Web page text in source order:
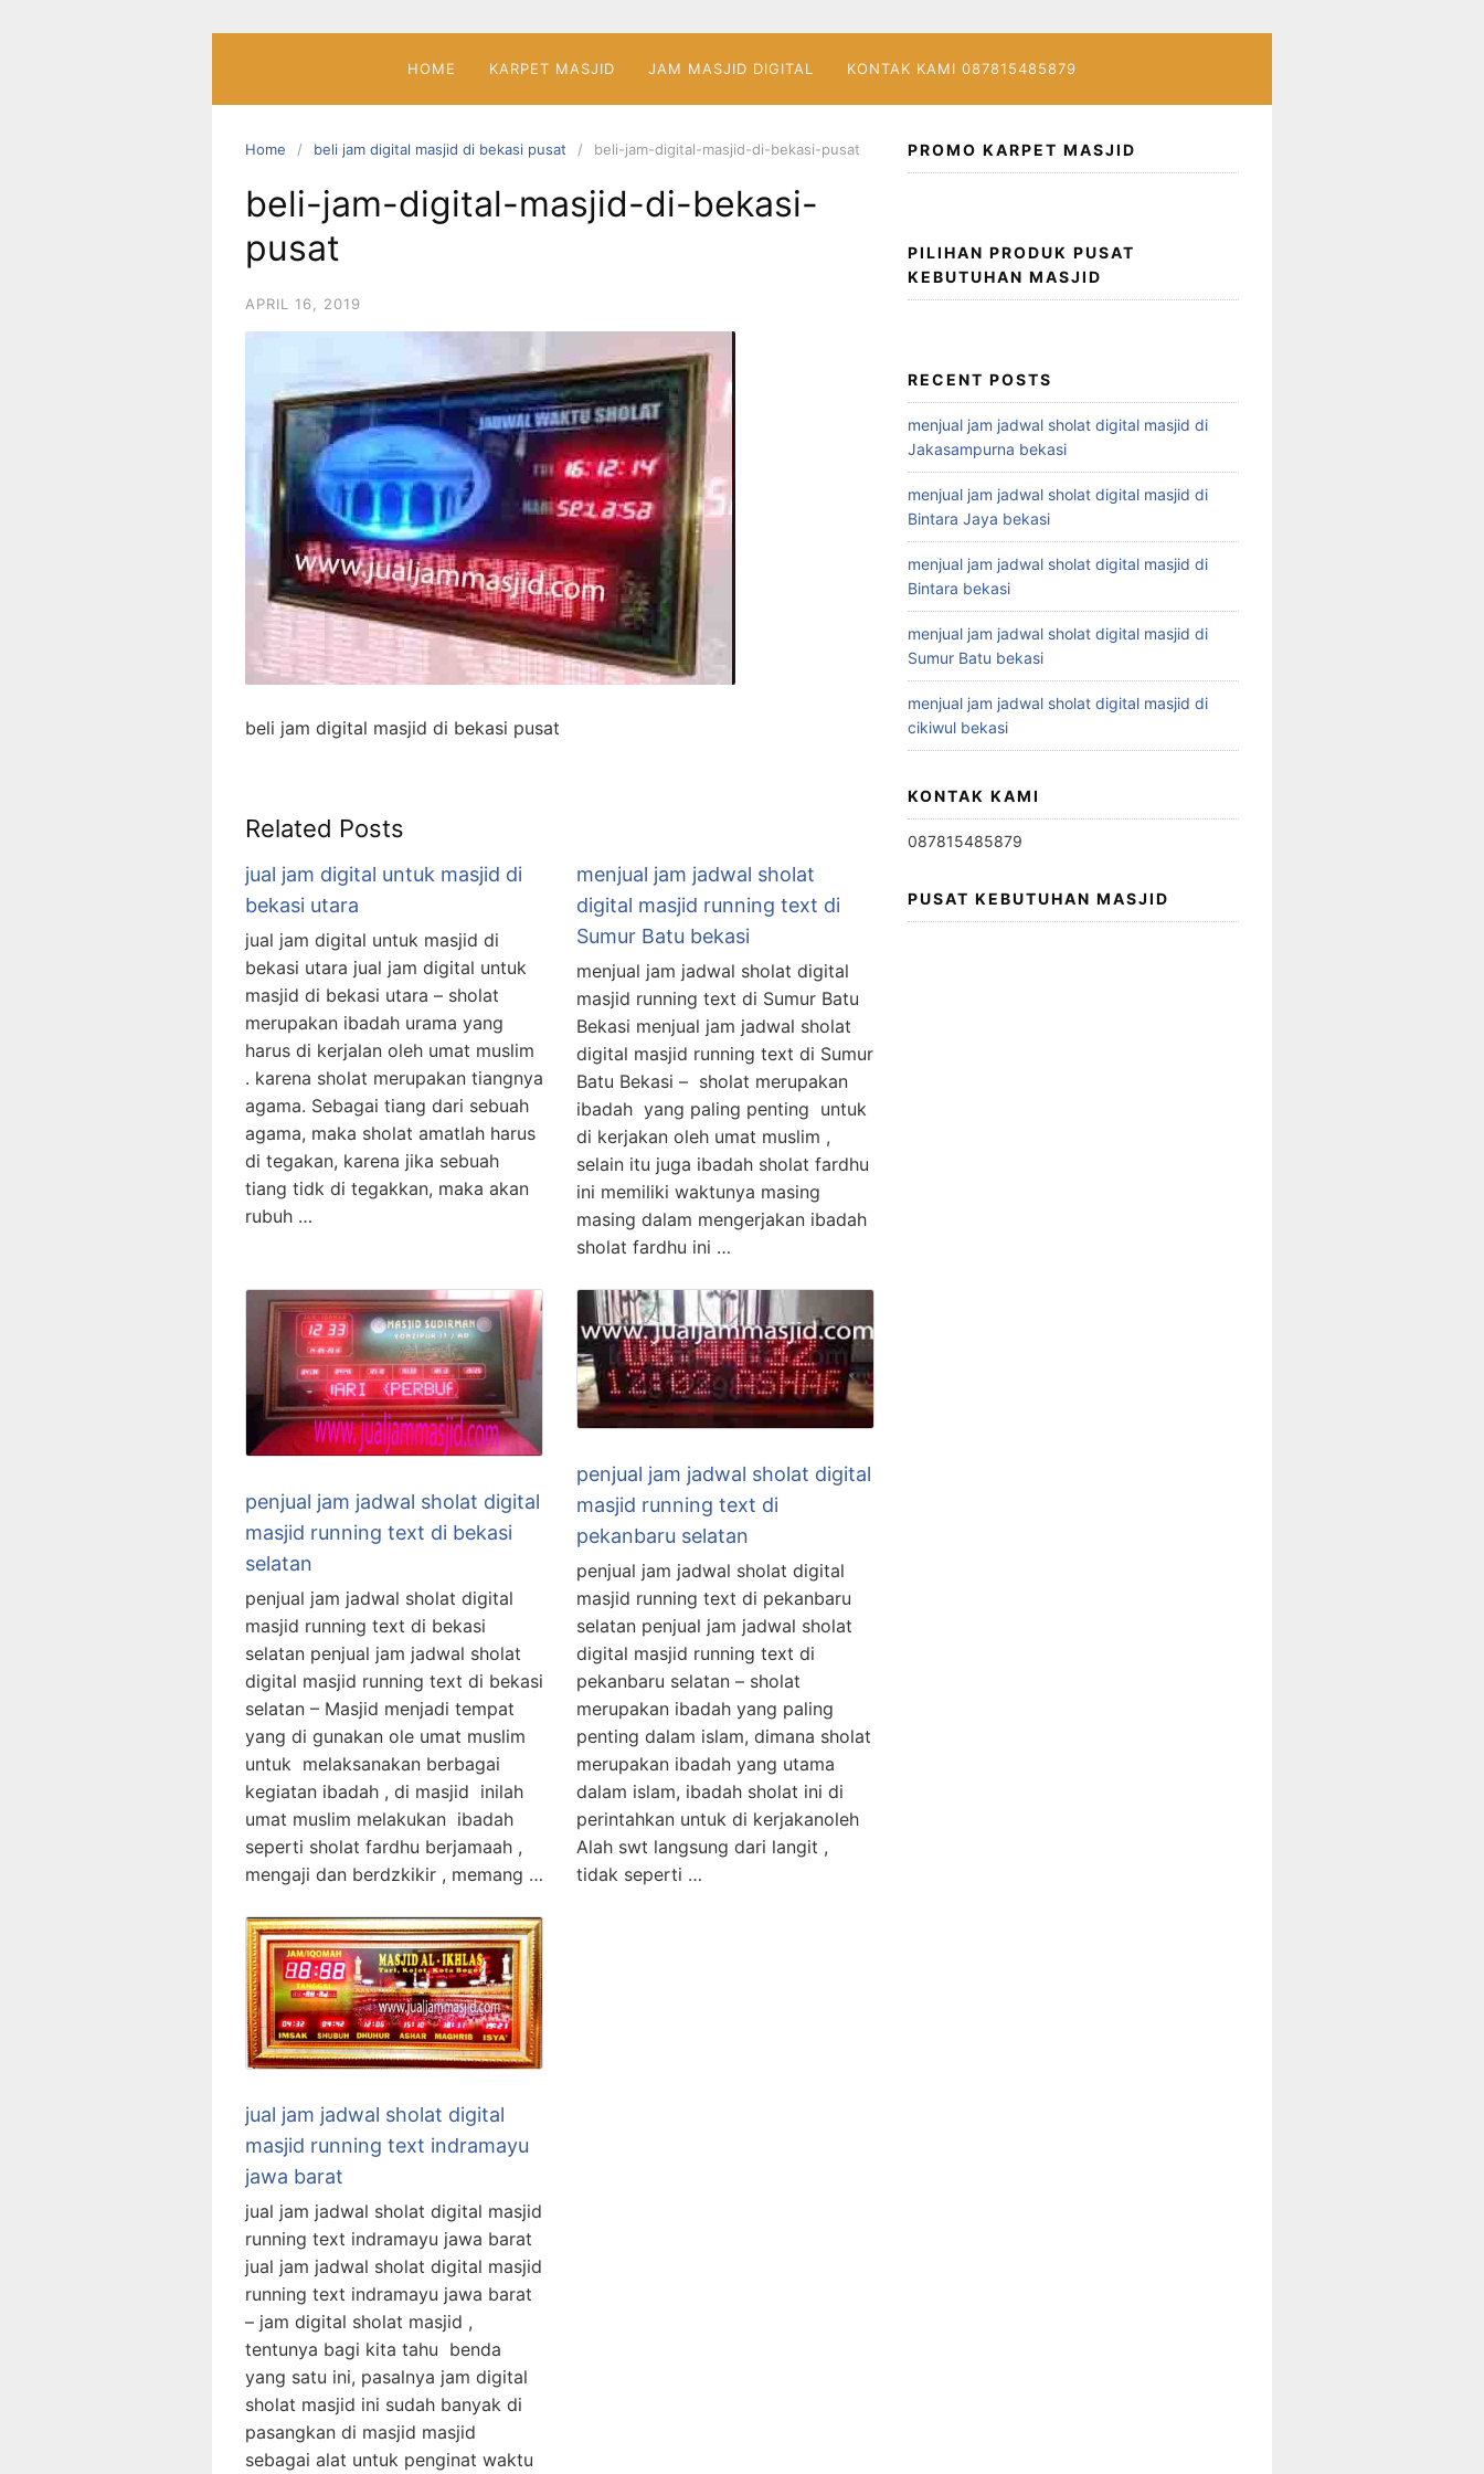
HOME KARPET MASJID JAM MASJID DIGITAL KONTAK KAMI 087815485879
Home beli jam digital masjid di bekasi pusat beli-jam-digital-masjid-di-bekasi-pusat
beli-jam-digital-masjid-di-bekasi-
pusat
APRIL 16, 2019
beli jam digital masjid di bekasi pusat
Related Posts
jual jam digital untuk masjid di
bekasi utara
jual jam digital untuk masjid di
bekasi utara jual jam digital untuk
masjid di bekasi utara – sholat
merupakan ibadah urama yang
harus di kerjalan oleh umat muslim
. karena sholat merupakan tiangnya
agama. Sebagai tiang dari sebuah
agama, maka sholat amatlah harus
di tegakan, karena jika sebuah
tiang tidk di tegakkan, maka akan
rubuh …
menjual jam jadwal sholat
digital masjid running text di
Sumur Batu bekasi
menjual jam jadwal sholat digital
masjid running text di Sumur Batu
Bekasi menjual jam jadwal sholat
digital masjid running text di Sumur
Batu Bekasi – sholat merupakan
ibadah yang paling penting untuk
di kerjakan oleh umat muslim ,
selain itu juga ibadah sholat fardhu
ini memiliki waktunya masing
masing dalam mengerjakan ibadah
sholat fardhu ini …
penjual jam jadwal sholat digital
masjid running text di bekasi
selatan
penjual jam jadwal sholat digital
masjid running text di bekasi
selatan penjual jam jadwal sholat
digital masjid running text di bekasi
selatan – Masjid menjadi tempat
yang di gunakan ole umat muslim
untuk melaksanakan berbagai
kegiatan ibadah , di masjid inilah
umat muslim melakukan ibadah
seperti sholat fardhu berjamaah ,
mengaji dan berdzkikir , memang …
penjual jam jadwal sholat digital
masjid running text di
pekanbaru selatan
penjual jam jadwal sholat digital
masjid running text di pekanbaru
selatan penjual jam jadwal sholat
digital masjid running text di
pekanbaru selatan – sholat
merupakan ibadah yang paling
penting dalam islam, dimana sholat
merupakan ibadah yang utama
dalam islam, ibadah sholat ini di
perintahkan untuk di kerjakanoleh
Alah swt langsung dari langit ,
tidak seperti …
jual jam jadwal sholat digital
masjid running text indramayu
jawa barat
jual jam jadwal sholat digital masjid
running text indramayu jawa barat
jual jam jadwal sholat digital masjid
running text indramayu jawa barat
– jam digital sholat masjid ,
tentunya bagi kita tahu benda
yang satu ini, pasalnya jam digital
sholat masjid ini sudah banyak di
pasangkan di masjid masjid
sebagai alat untuk penginat waktu
PROMO KARPET MASJID
PILIHAN PRODUK PUSAT
KEBUTUHAN MASJID
RECENT POSTS
menjual jam jadwal sholat digital masjid di
Jakasampurna bekasi
menjual jam jadwal sholat digital masjid di
Bintara Jaya bekasi
menjual jam jadwal sholat digital masjid di
Bintara bekasi
menjual jam jadwal sholat digital masjid di
Sumur Batu bekasi
menjual jam jadwal sholat digital masjid di
cikiwul bekasi
KONTAK KAMI
087815485879
PUSAT KEBUTUHAN MASJID